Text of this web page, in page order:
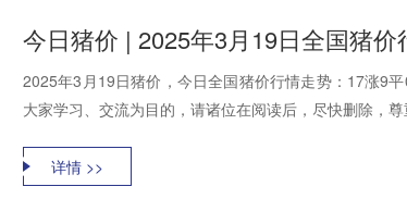
今日猪价 | 2025年3月19日全国猪价
2025年3月19日猪价，今日全国猪价行情走势：17涨9
大家学习、交流为目的，请诸位在阅读后，尽快删除，
详情 >>